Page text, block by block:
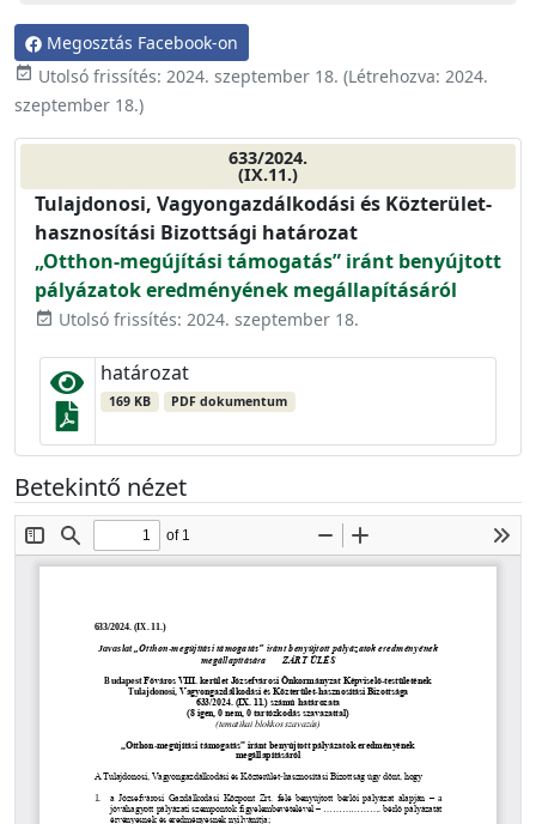
Megosztás Facebook-on
event_available Utolsó frissítés: 2024. szeptember 18. (Létrehozva: 2024.
szeptember 18.)
633/2024.
(IX.11.)
Tulajdonosi, Vagyongazdálkodási és Közterület-
hasznosítási Bizottsági határozat
„Otthon-megújítási támogatás” iránt benyújtott
pályázatok eredményének megállapításáról
event_available Utolsó frissítés: 2024. szeptember 18.
határozat
169 KB PDF dokumentum
Betekintő nézet